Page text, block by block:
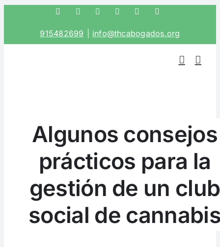
contenido
FacebookTwitter InstagramLinkedInCorreo
915482699 info@thcabogados.org
Algunos consejos
prácticos para la
gestión de un club
social de